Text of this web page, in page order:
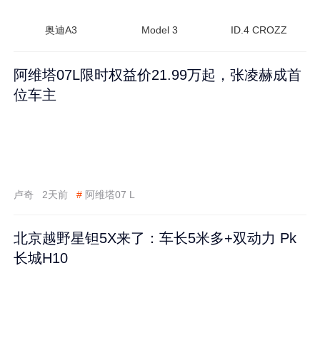
奥迪A3 Model 3 ID.4 CROZZ
阿维塔07L限时权益价21.99万起，张凌赫成首
位车主
卢奇 2天前 # 阿维塔07 L
北京越野星钽5X来了：车长5米多+双动力 Pk
长城H10